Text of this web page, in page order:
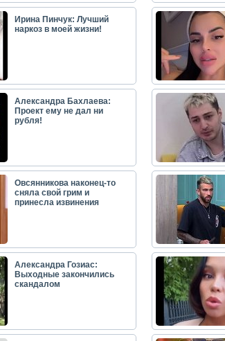
Ирина Пинчук: Лучший
наркоз в моей жизни!
Александра Бахлаева:
Проект ему не дал ни
рубля!
Овсянникова наконец-то
сняла свой грим и
принесла извинения
Александра Гозиас:
Выходные закончились
скандалом